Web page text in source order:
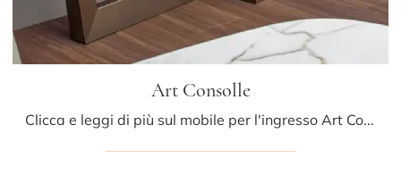
Art Consolle
Clicca e leggi di più sul mobile per l'ingresso Art Consolle di Bonaldo! Potrai ammobiliare spazi design attrezzandoli alla perfezione.